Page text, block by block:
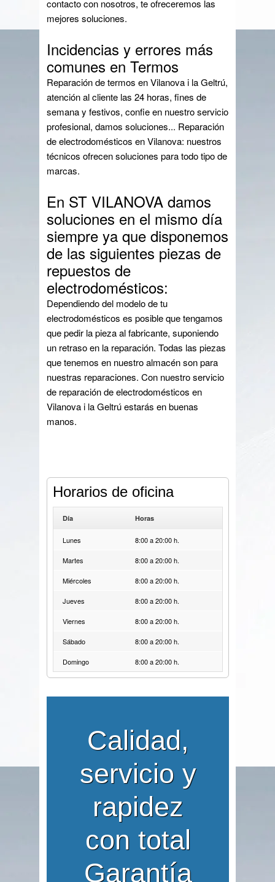
contacto con nosotros, te ofreceremos las
mejores soluciones.
Incidencias y errores más
comunes en Termos
Reparación de termos en Vilanova i la Geltrú,
atención al cliente las 24 horas, fines de
semana y festivos, confie en nuestro servicio
profesional, damos soluciones... Reparación
de electrodomésticos en Vilanova: nuestros
técnicos ofrecen soluciones para todo tipo de
marcas.
En ST VILANOVA damos
soluciones en el mismo día
siempre ya que disponemos
de las siguientes piezas de
repuestos de
electrodomésticos:
Dependiendo del modelo de tu
electrodomésticos es posible que tengamos
que pedir la pieza al fabricante, suponiendo
un retraso en la reparación. Todas las piezas
que tenemos en nuestro almacén son para
nuestras reparaciones. Con nuestro servicio
de reparación de electrodomésticos en
Vilanova i la Geltrú estarás en buenas
manos.
Horarios de oficina
Día Horas
Lunes 8:00 a 20:00 h.
Martes 8:00 a 20:00 h.
Miércoles 8:00 a 20:00 h.
Jueves 8:00 a 20:00 h.
Viernes 8:00 a 20:00 h.
Sábado 8:00 a 20:00 h.
Domingo 8:00 a 20:00 h.
Calidad,
servicio y
rapidez
con total
Garantía